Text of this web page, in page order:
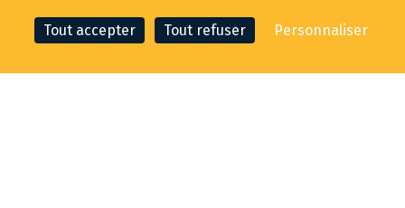
CONTACTER LE COURTIER FAIRE UNE OFFRE
Tout accepter Tout refuser Personnaliser